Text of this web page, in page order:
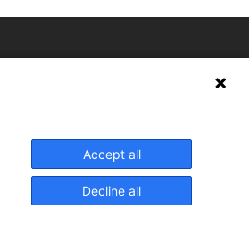
Accept all
Decline all